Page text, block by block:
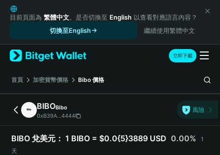
English
日本語
Русский
Español (Latinoamérica)
Türkçe
Italiano
Deutsch
简体中文
繁體中文
Português (Portugal)
Bahasa Indonesia
目前頁面為 繁體中文。是否切換至 English 以查看對應語言內容？
切換至English
繼續使用繁體中文
立即下載
首頁 加密貨幣價格 Bibo 價格
BIBOBibo
0xB39A...4444
風險
BIBO 兌美元： 1 BIBO = $0.0{5}3889 USD 0.00%
1
天